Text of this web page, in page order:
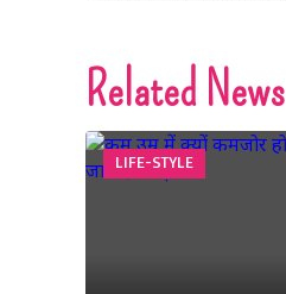
Related News
LIFE-STYLE